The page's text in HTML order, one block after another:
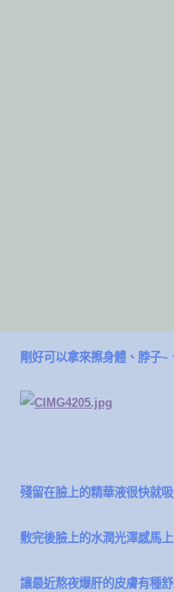
剛好可以拿來擦身體、脖子
殘留在臉上的精華液很快就
敷完後臉上的水潤光澤感馬
讓最近熬夜爆肝的皮膚有種